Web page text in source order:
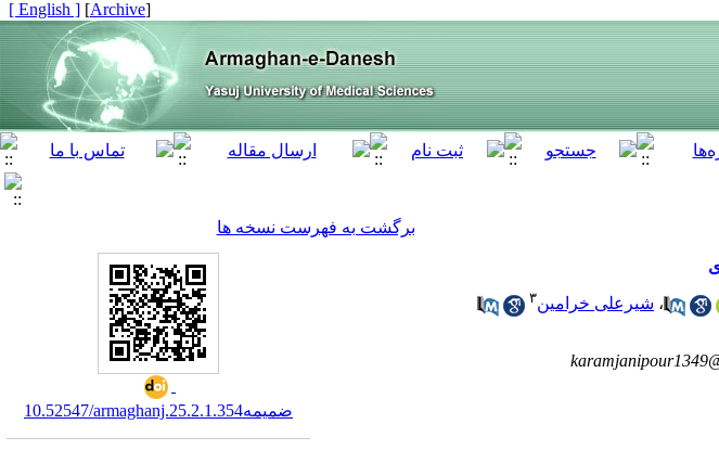
[
Archive
]
[ English ]
برگشت به فهرست نسخه ها
، شیرعلی خرامین۳
10.52547/armaghanj.25.2.ضمیمه1.354